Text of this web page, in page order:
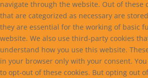
navigate through the website. Out of these
that are categorized as necessary are
they are essential for the working of basic
website. We also use third-party cookies
understand how you use this website.
in your browser only with your consent.
to opt-out of these cookies. But opting out